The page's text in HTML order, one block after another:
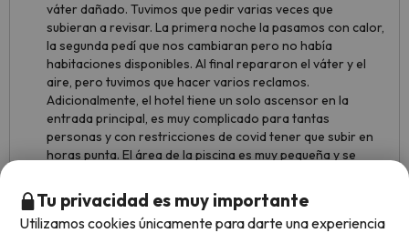
váter dañado. Tuvimos que pedir varias veces que
subieran a revisar. La primera noche la pasamos con calor,
la segunda pedí que nos cambiaran pero no había
habitaciones disponibles. Al final repararon el váter y el
aire, pero tuvimos que hacer varios reclamos.
Adicionalmente, el hotel tiene un solo ascensor en la
entrada principal, es muy complicado para tantas
personas y con restricciones de covid tener que subir en
horas punta. El área de la piscina es muy pequeña y se
Tu privacidad es muy importante
Utilizamos cookies únicamente para darte una experiencia